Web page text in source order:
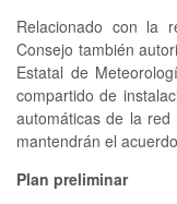
Relacionado con la
Consejo también
Estatal de
compartido de
automáticas de la red
mantendrán el
Plan preliminar